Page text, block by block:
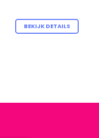
BEKIJK DETAILS